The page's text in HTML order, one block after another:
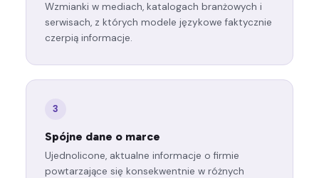
Wzmianki w mediach, katalogach branżowych i
serwisach, z których modele językowe faktycznie
czerpią informacje.
3
Spójne dane o marce
Ujednolicone, aktualne informacje o firmie
powtarzające się konsekwentnie w różnych